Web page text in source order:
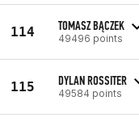
114 TOMASZ BĄCZEK
49496 points
115 DYLAN ROSSITER
49584 points